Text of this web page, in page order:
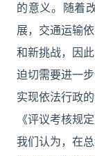
的意义。随着
展，交通运输
和新挑战，因
迫切需要进一
实现依法行政
《评议考核规
我们认为，在